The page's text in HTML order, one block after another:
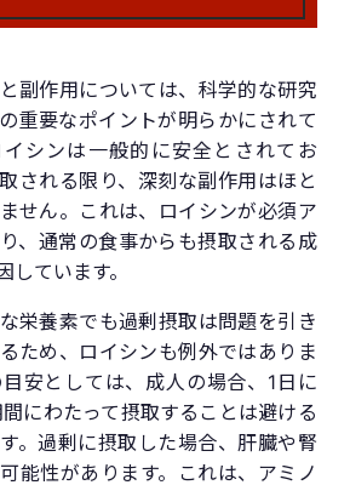
副作用については、科学的な研究
重要なポイントが明らかにされて
シンは一般的に安全とされてお
される限り、深刻な副作用はほと
せん。これは、ロイシンが必須ア
、通常の食事からも摂取される成
ています。
栄養素でも過剰摂取は問題を引き
ため、ロイシンも例外ではありま
安としては、成人の場合、1日に
にわたって摂取することは避ける
。過剰に摂取した場合、肝臓や腎
能性があります。これは、アミノ